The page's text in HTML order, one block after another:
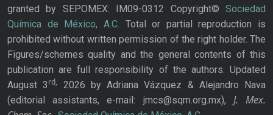
granted by SEPOMEX: IM09-0312 Copyright© Sociedad
Química de México, A.C. Total or partial reproduction is
prohibited without written permission of the right holder. The
Figures/schemes quality and the general contents of this
publication are full responsibility of the authors. Updated
August 3rd,
2026 by Adriana Vázquez & Alejandro Nava
(editorial assistants, e-mail: jmcs@sqm.org.mx), J. Mex.